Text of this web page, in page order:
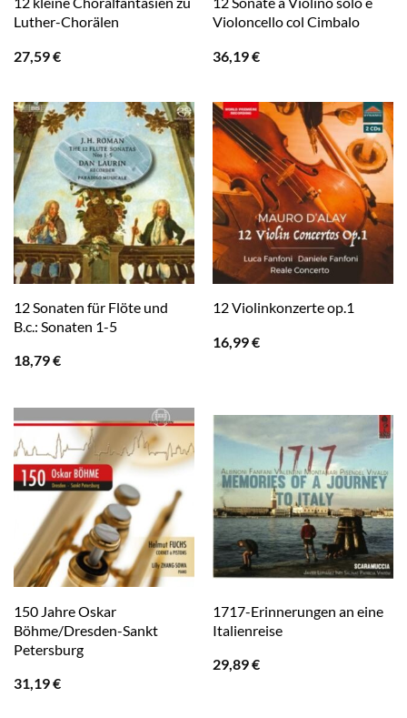
Luther-Chorälen
27,59€
Violoncello col Cimbalo
36,19€
12 Sonaten für Flöte und
B.c.: Sonaten 1-5
18,79€
12 Violinkonzerte op.1
16,99€
150 Jahre Oskar
Böhme/Dresden-Sankt
Petersburg
31,19€
1717-Erinnerungen an eine
Italienreise
29,89€